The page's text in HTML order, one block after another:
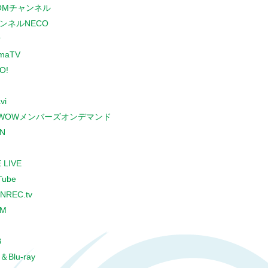
チャンネル
ネルNECO
メンバーズオンデマンド
LIVE
Blu-ray